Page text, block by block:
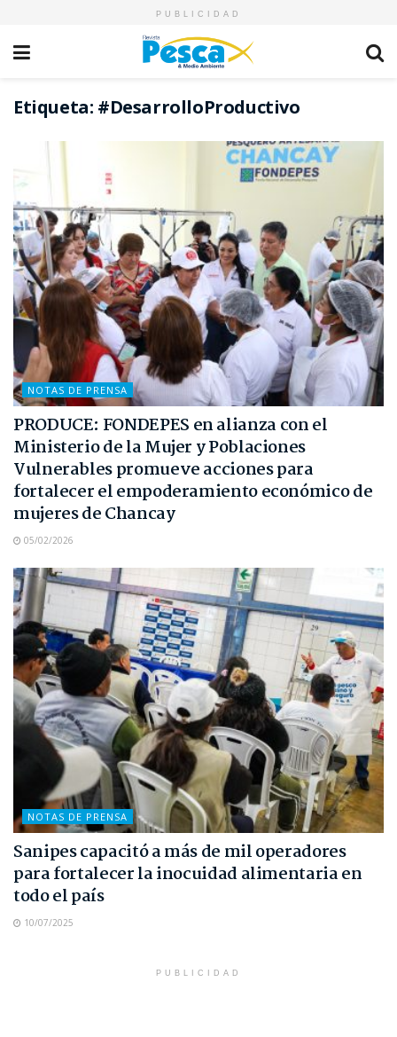
PUBLICIDAD
Etiqueta: #DesarrolloProductivo
NOTAS DE PRENSA
PRODUCE: FONDEPES en alianza con el
Ministerio de la Mujer y Poblaciones
Vulnerables promueve acciones para
fortalecer el empoderamiento económico de
mujeres de Chancay
05/02/2026
NOTAS DE PRENSA
Sanipes capacitó a más de mil operadores
para fortalecer la inocuidad alimentaria en
todo el país
10/07/2025
PUBLICIDAD